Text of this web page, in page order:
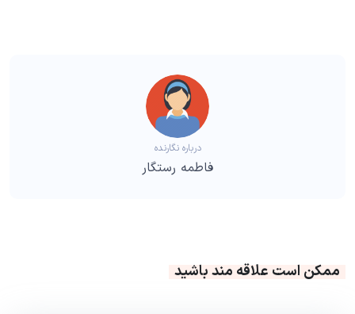
درباره نگارنده
فاطمه رستگار
ممکن است علاقه مند باشید